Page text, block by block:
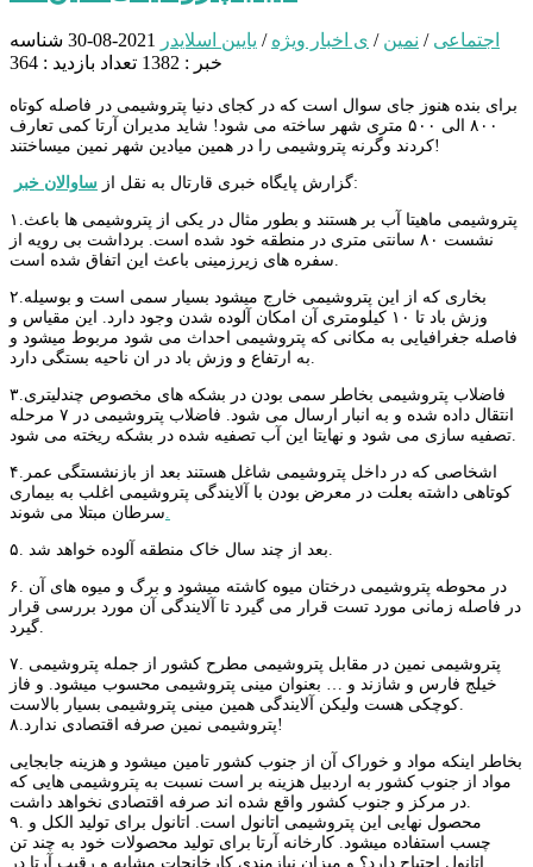
اجتماعی / نمین / ی اخبار ویژه / یایین اسلایدر 2021-08-30
شناسه
خبر : 1382
تعداد بازدید : 364
برای بنده هنوز جای سوال است که در کجای دنیا پتروشیمی در فاصله کوتاه
۸۰۰ الی ۵۰۰ متری شهر ساخته می شود! شاید مدیران آرتا کمی تعارف
کردند وگرنه پتروشیمی را در همین میادین شهر نمین میساختند!
گزارش پایگاه خبری قارتال به نقل از ساوالان خبر :
۱.پتروشیمی ماهیتا آب بر هستند و بطور مثال در یکی از پتروشیمی ها باعث
نشست ۸۰ سانتی متری در منطقه خود شده است. برداشت بی رویه از
۲.بخاری که از این پتروشیمی خارج میشود بسیار سمی است و بوسیله
وزش باد تا ۱۰ کیلومتری آن امکان آلوده شدن وجود دارد. این مقیاس و
فاصله جغرافیایی به مکانی که پتروشیمی احداث می شود مربوط میشود و
۳.فاضلاب پتروشیمی بخاطر سمی بودن در بشکه های مخصوص چندلیتری
انتقال داده شده و به انبار ارسال می شود. فاضلاب پتروشیمی در ۷ مرحله
۴.اشخاصی که در داخل پتروشیمی شاغل هستند بعد از بازنشستگی عمر
کوتاهی داشته بعلت در معرض بودن با آلایندگی پتروشیمی اغلب به بیماری
سرطان مبتلا می شوند
۶. در محوطه پتروشیمی درختان میوه کاشته میشود و برگ و میوه های آن
در فاصله زمانی مورد تست قرار می گیرد تا آلایندگی آن مورد بررسی قرار
۷. پتروشیمی نمین در مقابل پتروشیمی مطرح کشور از جمله پتروشیمی
خیلج فارس و شازند و … بعنوان مینی پتروشیمی محسوب میشود. و فاز
۸.پتروشیمی نمین صرفه اقتصادی ندارد!
بخاطر اینکه مواد و خوراک آن از جنوب کشور تامین میشود و هزینه جابجایی
مواد از جنوب کشور به اردبیل هزینه بر است نسبت به پتروشیمی هایی که
۹. محصول نهایی این پتروشیمی اتانول است. اتانول برای تولید الکل و
چسب استفاده میشود. کارخانه آرتا برای تولید محصولات خود به چند تن
اتانول احتیاج دارد؟ و میزان نیازمندی کارخانجات مشابه و رقیب آرتا در